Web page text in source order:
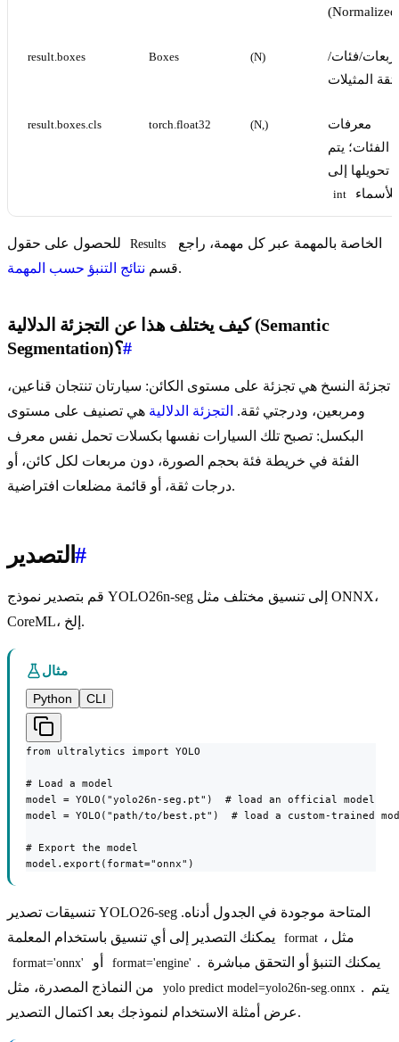
result.boxes Boxes (N)
فئات/
result.boxes.cls torch.float32 (N,)
معرفات
الفئات؛ يتم
تحويلها إلى
int
Results
قسم نتائج التنبؤ حسب المهمة .
كيف يختلف هذا عن التجزئة الدلالية (Semantic
Segmentation)؟#
تجزئة النسخ هي تجزئة على مستوى الكائن: سيارتان تنتجان قناعين،
ومربعين، ودرجتي ثقة. التجزئة الدلالية هي تصنيف على مستوى
البكسل: تصبح تلك السيارات نفسها بكسلات تحمل نفس معرف
الفئة في خريطة فئة بحجم الصورة، دون مربعات لكل كائن، أو
درجات ثقة، أو قائمة مضلعات افتراضية.
التصدير#
قم بتصدير نموذج YOLO26n-seg إلى تنسيق مختلف مثل ONNX،
CoreML، إلخ.
مثال
Python
CLI
from ultralytics import YOLO
# Load a model
model = YOLO("yolo26n-seg.pt")  # load an official model
model = YOLO("path/to/best.pt")  # load a custom-trained
# Export the model
model.export(format="onnx")
تنسيقات تصدير YOLO26-seg المتاحة موجودة في الجدول أدناه.
format ، مثل
format='onnx' format='engine' . يمكنك التنبؤ أو التحقق مباشرة
yolo predict model=yolo26n-seg.onnx . يتم
عرض أمثلة الاستخدام لنموذجك بعد اكتمال التصدير.